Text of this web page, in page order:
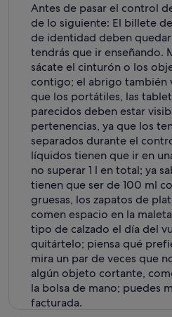
Antes de pasar el control
de lo siguiente: El billete
de identidad deben
tendrás que ir enseñando.
sácate el cinturón o los
contigo; el abrigo también
que los portátiles, las
parecidos deben estar
pertenencias, ya que los
separados durante el
líquidos tienen que ir en
no superar 1 l en total; ya
tienen que ser de 100 ml
gruesas, los zapatos de
comen espacio en la
tipo de calzado el día del
quitártelo; piensa qué
mira un par de veces que
algún objeto cortante,
la bolsa de mano; puedes
facturada.